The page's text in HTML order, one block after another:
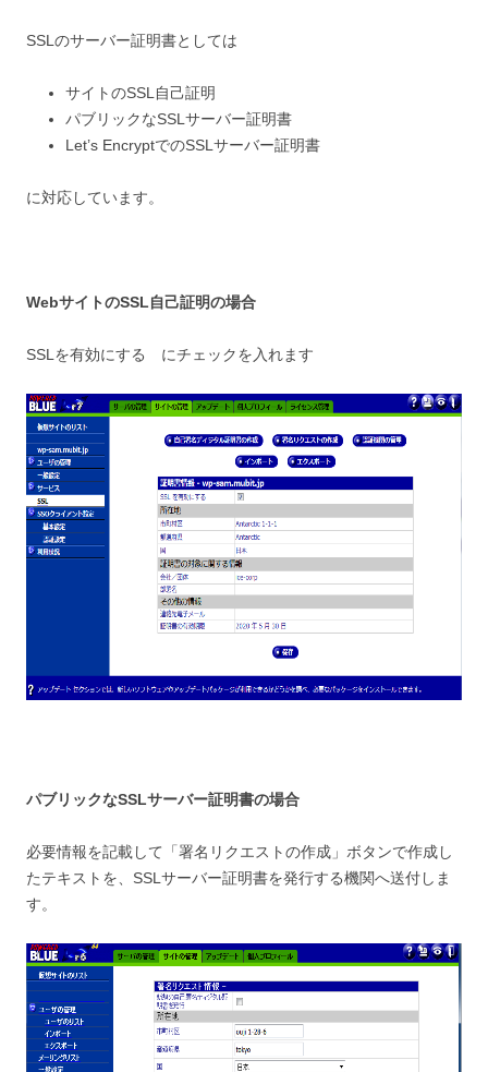
SSLのサーバー証明書としては
サイトのSSL自己証明
パブリックなSSLサーバー証明書
Let’s EncryptでのSSLサーバー証明書
に対応しています。
WebサイトのSSL自己証明の場合
SSLを有効にする にチェックを入れます
パブリックなSSLサーバー証明書の場合
必要情報を記載して「署名リクエストの作成」ボタンで作成し
たテキストを、SSLサーバー証明書を発行する機関へ送付しま
す。